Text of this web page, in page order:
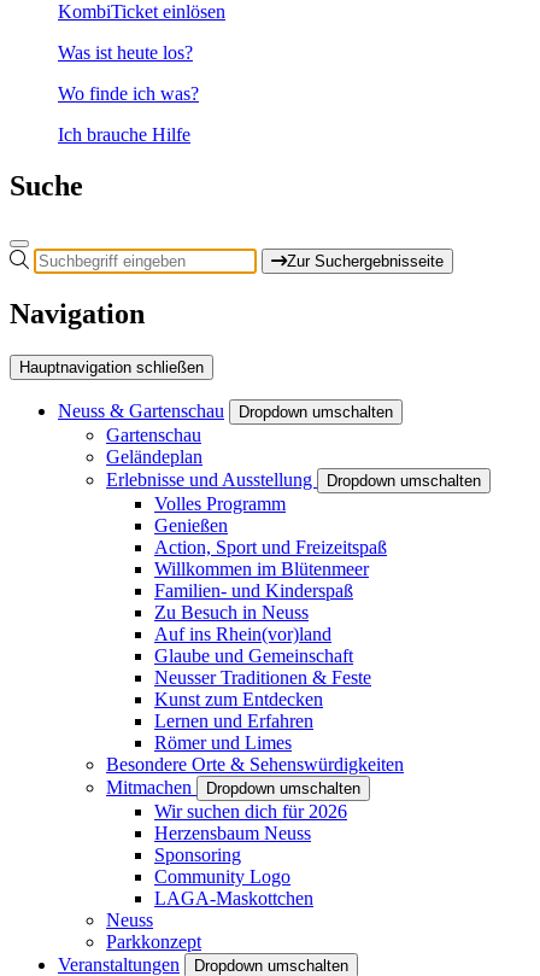
KombiTicket einlösen
Was ist heute los?
Wo finde ich was?
Ich brauche Hilfe
Suche
Zur Suchergebnisseite
Navigation
Hauptnavigation schließen
Neuss & Gartenschau Dropdown umschalten
Gartenschau
Geländeplan
Erlebnisse und Ausstellung
Dropdown umschalten
Volles Programm
Genießen
Action, Sport und Freizeitspaß
Willkommen im Blütenmeer
Familien- und Kinderspaß
Zu Besuch in Neuss
Auf ins Rhein(vor)land
Glaube und Gemeinschaft
Neusser Traditionen & Feste
Kunst zum Entdecken
Lernen und Erfahren
Römer und Limes
Besondere Orte & Sehenswürdigkeiten
Mitmachen
Dropdown umschalten
Wir suchen dich für 2026
Herzensbaum Neuss
Sponsoring
Community Logo
LAGA-Maskottchen
Neuss
Parkkonzept
Veranstaltungen
Dropdown umschalten